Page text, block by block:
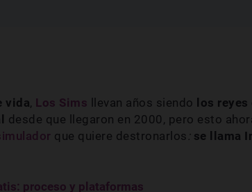
vida, Los Sims llevan años siendo los reyes
desde que llegaron en 2000, pero esto
que quiere destronarlos : se llama
proceso y plataformas